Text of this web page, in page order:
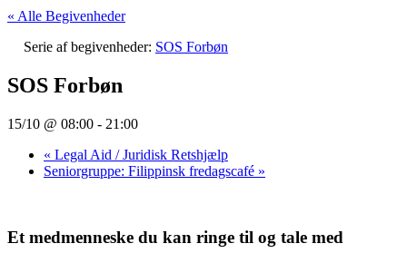
« Alle Begivenheder
Serie af begivenheder: SOS Forbøn
SOS Forbøn
15/10 @ 08:00 - 21:00
« Legal Aid / Juridisk Retshjælp
Seniorgruppe: Filippinsk fredagscafé »
Et medmenneske du kan ringe til og tale med